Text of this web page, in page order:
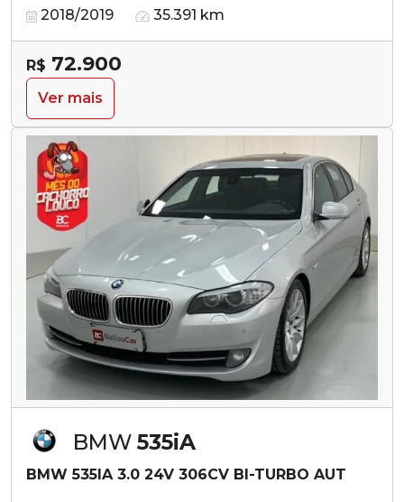
2018/2019 35.391 km
R$ 72.900
Ver mais
BMW 535iA
BMW 535IA 3.0 24V 306CV BI-TURBO AUT